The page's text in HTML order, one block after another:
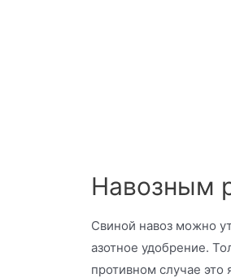
Навозным
Свиной навоз можно
азотное удобрение.
противном случае